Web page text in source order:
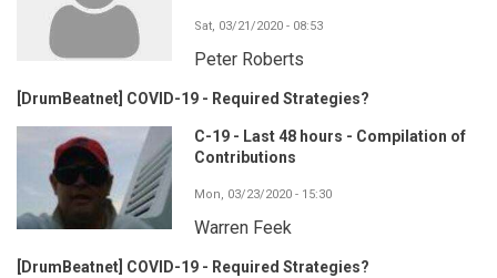
Sat, 03/21/2020 - 08:53
Peter Roberts
[DrumBeatnet] COVID-19 - Required Strategies?
C-19 - Last 48 hours - Compilation of
Contributions
Mon, 03/23/2020 - 15:30
Warren Feek
[DrumBeatnet] COVID-19 - Required Strategies?